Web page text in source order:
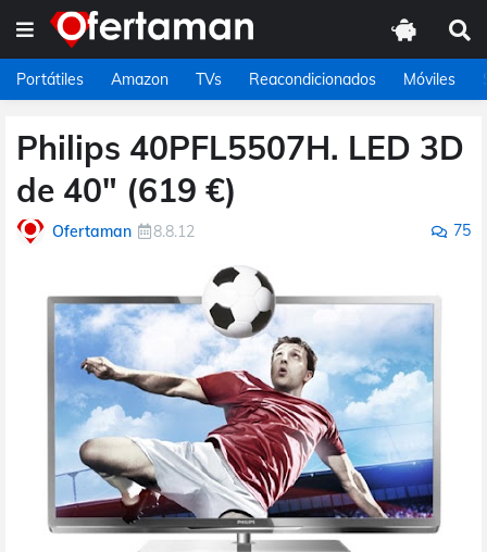
Portátiles Amazon TVs Reacondicionados Móviles
Philips 40PFL5507H. LED 3D
de 40" (619 €)
Ofertaman 8.8.12 75